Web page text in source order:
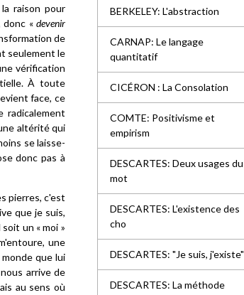
raison pour
« devenir
de
seulement le
vérification
À toute
face, ce
radicalement
altérité qui
se laisse-
donc pas à
pierres, c'est
que je suis,
un « moi »
une
que lui
arrive de
au sens où
BERKELEY: L'abstraction
CARNAP: Le langage
quantitatif
CICÉRON : La Consolation
COMTE: Positivisme et
empirism
DESCARTES: Deux usages du
mot
DESCARTES: L'existence des
cho
DESCARTES: "Je suis, j'existe"
DESCARTES: La méthode